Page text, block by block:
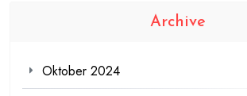
Archive
Oktober 2024